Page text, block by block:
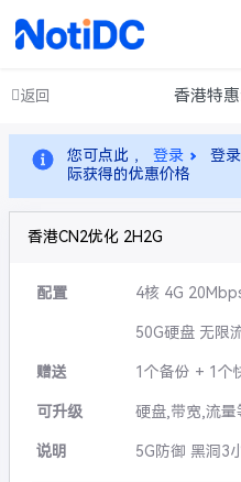
返回 香港特
您可点此 ， 登录
登
际获得的优惠价格
香港CN2优化 2H2G
配置 4核 4G
50G硬盘 无限
赠送 1个备份 + 1个
可升级 硬盘,带宽,流量
说明 5G防御 黑洞3